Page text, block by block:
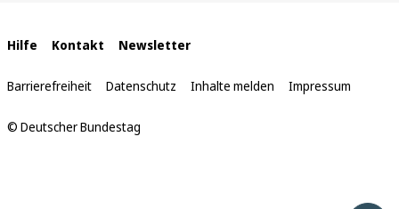
Interne
Links
Hilfe Kontakt Newsletter
Barrierefreiheit Datenschutz Inhalte melden Impressum
© Deutscher Bundestag